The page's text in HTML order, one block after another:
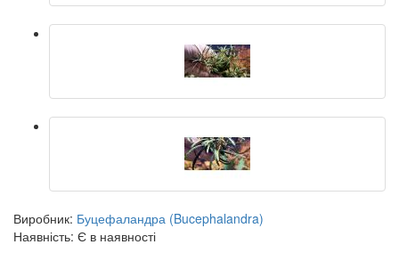
Виробник: Буцефаландра (Bucephalandra)
Наявність: Є в наявності